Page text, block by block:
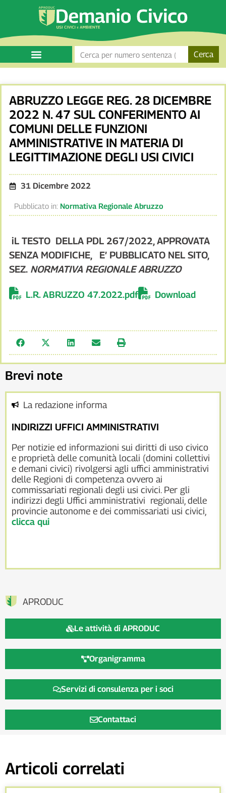
Cerca
ABRUZZO LEGGE REG. 28 DICEMBRE
2022 N. 47 SUL CONFERIMENTO AI
COMUNI DELLE FUNZIONI
AMMINISTRATIVE IN MATERIA DI
LEGITTIMAZIONE DEGLI USI CIVICI
31 Dicembre 2022
Pubblicato in: Normativa Regionale Abruzzo
iL TESTO DELLA PDL 267/2022, APPROVATA
SENZA MODIFICHE, E’ PUBBLICATO NEL SITO,
SEZ. NORMATIVA REGIONALE ABRUZZO
L.R. ABRUZZO 47.2022.pdf Download
Brevi note
La redazione informa
INDIRIZZI UFFICI AMMINISTRATIVI
Per notizie ed informazioni sui diritti di uso civico
e proprietà delle comunità locali (domini collettivi
e demani civici) rivolgersi agli uffici amministrativi
delle Regioni di competenza ovvero ai
commissariati regionali degli usi civici. Per gli
indirizzi degli Uffici amministrativi regionali, delle
provincie autonome e dei commissariati usi civici,
clicca qui
APRODUC
Le attività di APRODUC
Organigramma
Servizi di consulenza per i soci
Contattaci
Articoli correlati